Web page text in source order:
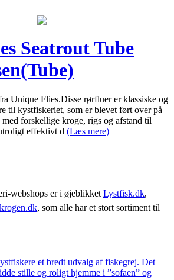
Seatrout Tube
Unique Flies.Disse rørfluer er klassiske og
til kystfiskeriet, som er blevet ført over på
med forskellige kroge, rigs og afstand til
effektivt d (Læs mere)
webshops er i øjeblikket Lystfisk.dk,
, som alle har et stort sortiment til
et bredt udvalg af fiskegrej. Det
stille og roligt hjemme i ”sofaen” og